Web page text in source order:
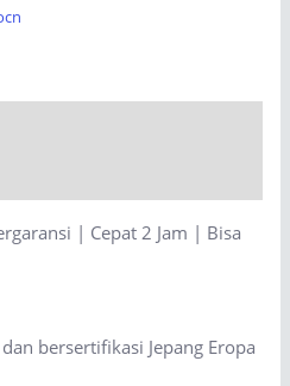
| Cepat 2 Jam | Bisa
bersertifikasi Jepang Eropa